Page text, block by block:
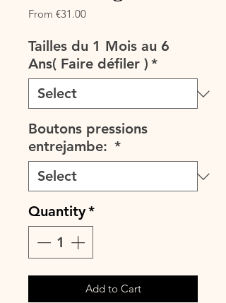
From €31.00Sale
Tailles du 1 Mois au 6
Ans( Faire défiler ) *
Boutons pressions
entrejambe: *
Quantity*
Add to Cart